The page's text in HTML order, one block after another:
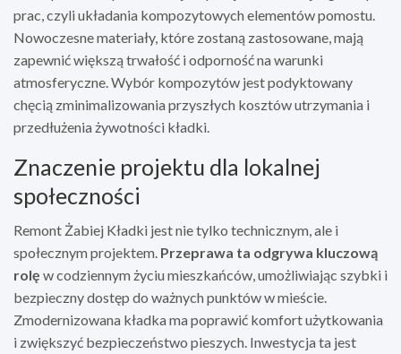
prac, czyli układania kompozytowych elementów pomostu.
Nowoczesne materiały, które zostaną zastosowane, mają
zapewnić większą trwałość i odporność na warunki
atmosferyczne. Wybór kompozytów jest podyktowany
chęcią zminimalizowania przyszłych kosztów utrzymania i
przedłużenia żywotności kładki.
Znaczenie projektu dla lokalnej
społeczności
Remont Żabiej Kładki jest nie tylko technicznym, ale i
społecznym projektem. Przeprawa ta odgrywa kluczową
rolę w codziennym życiu mieszkańców, umożliwiając szybki i
bezpieczny dostęp do ważnych punktów w mieście.
Zmodernizowana kładka ma poprawić komfort użytkowania
i zwiększyć bezpieczeństwo pieszych. Inwestycja ta jest